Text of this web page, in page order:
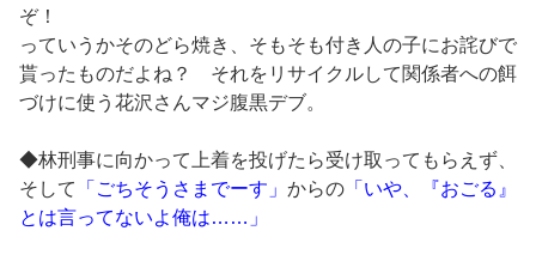
ぞ！
っていうかそのどら焼き、そもそも付き人の子にお詫びで
貰ったものだよね？ それをリサイクルして関係者への餌
づけに使う花沢さんマジ腹黒デブ。
◆林刑事に向かって上着を投げたら受け取ってもらえず、
そして
「ごちそうさまでーす」 からの 「いや、『おごる』
とは言ってないよ俺は……」